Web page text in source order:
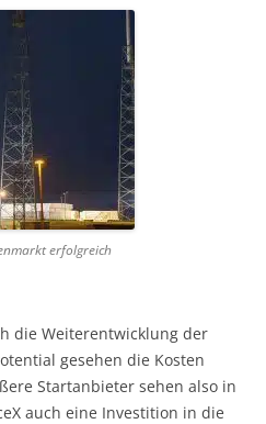
erfolgreich
die Weiterentwicklung der
gesehen die Kosten
Startanbieter sehen also in
auch eine Investition in die